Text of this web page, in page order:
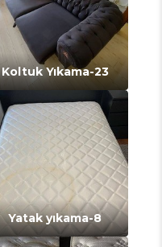
Koltuk Yıkama-23
Yatak yıkama-8